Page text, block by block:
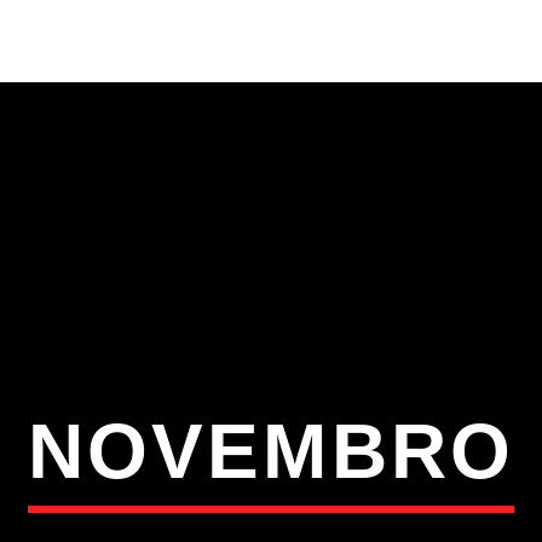
NOVEMBRO